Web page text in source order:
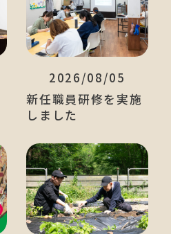
2026/08/05
新任職員研修を実施
しました